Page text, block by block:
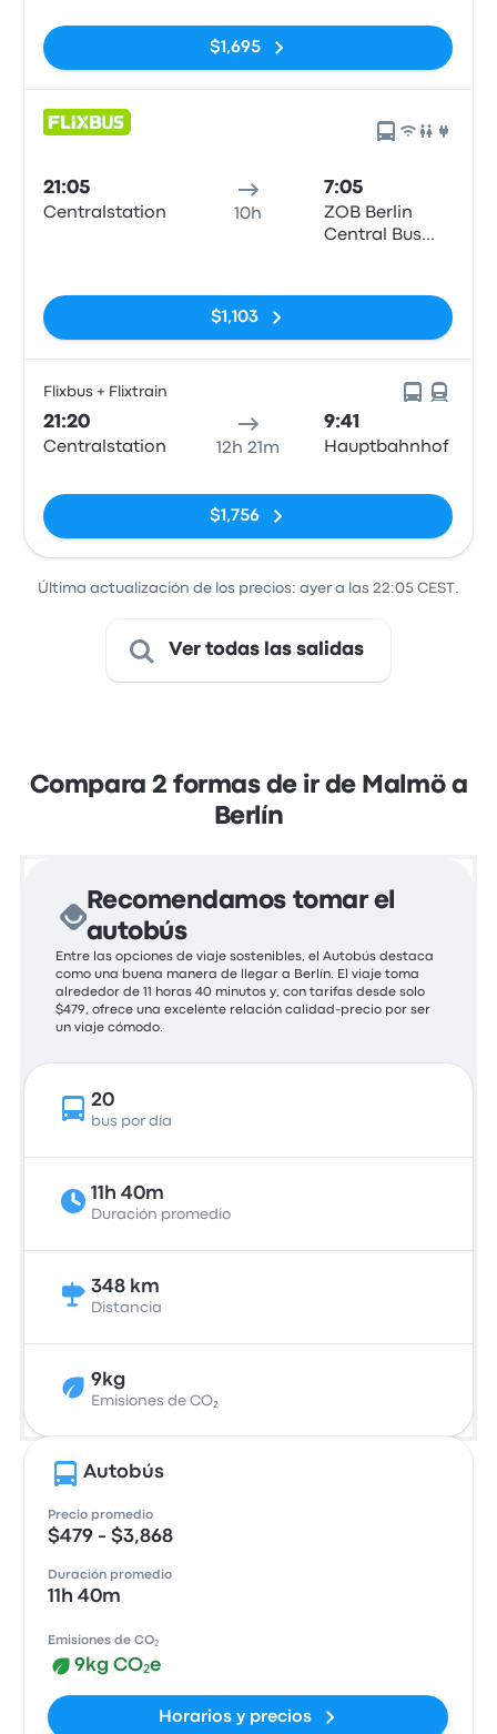
$1,695
21:05
Centralstation 10h
7:05
ZOB Berlin
Central Bus
$1,103
Flixbus + Flixtrain
21:20
Centralstation 12h 21m
9:41
Hauptbahnhof
$1,756
Última actualización de los precios: ayer a las 22:05 CEST.
Ver todas las salidas
Compara 2 formas de ir de Malmö a
Berlín
Recomendamos tomar el
autobús
Entre las opciones de viaje sostenibles, el Autobús destaca
como una buena manera de llegar a Berlín. El viaje toma
alrededor de 11 horas 40 minutos y, con tarifas desde solo
$479, ofrece una excelente relación calidad-precio por ser
un viaje cómodo.
20
bus por día
11h 40m
Duración promedio
348 km
Distancia
9kg
Emisiones de CO₂
Autobús
Precio promedio
$479 - $3,868
Duración promedio
11h 40m
Emisiones de CO₂
9kg CO₂e
Horarios y precios